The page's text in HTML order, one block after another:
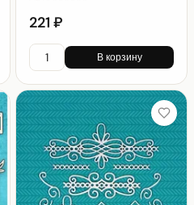
221 ₽
В корзину